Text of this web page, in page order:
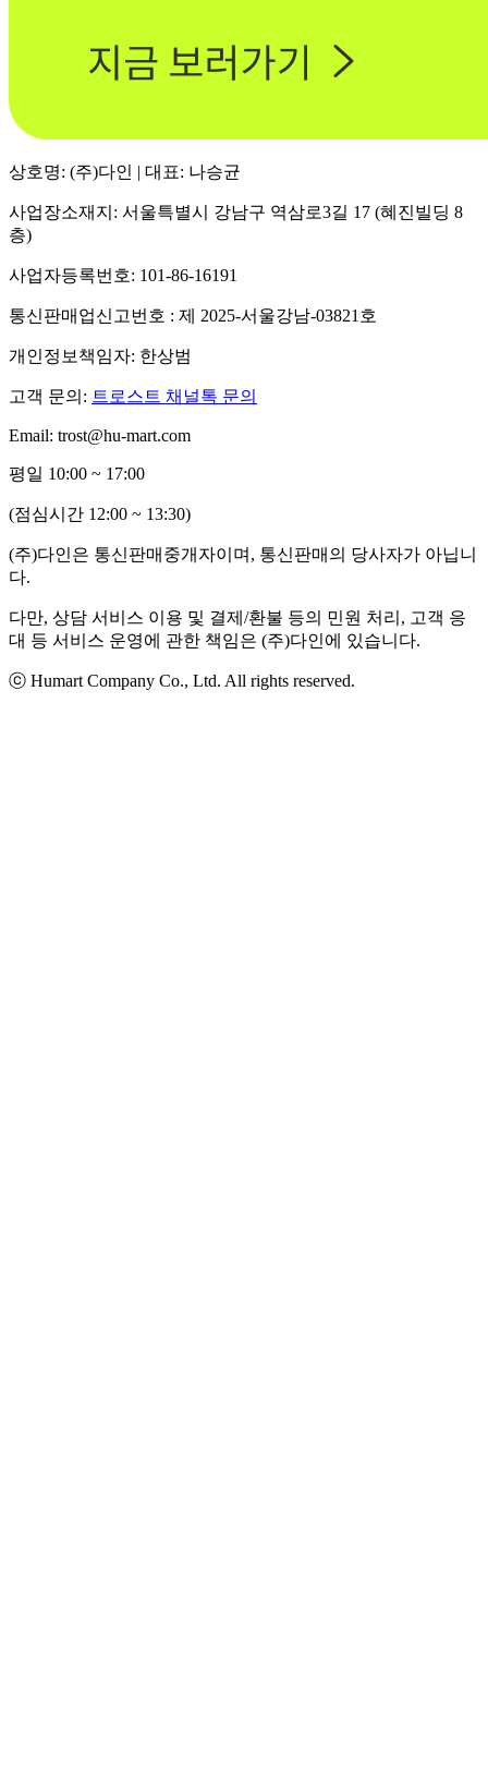
상호명: (주)다인 | 대표: 나승균
사업장소재지: 서울특별시 강남구 역삼로3길 17 (혜진빌딩 8
층)
사업자등록번호: 101-86-16191
통신판매업신고번호 : 제 2025-서울강남-03821호
개인정보책임자: 한상범
고객 문의: 트로스트 채널톡 문의
Email: trost@hu-mart.com
평일 10:00 ~ 17:00
(점심시간 12:00 ~ 13:30)
(주)다인은 통신판매중개자이며, 통신판매의 당사자가 아닙니
다.
다만, 상담 서비스 이용 및 결제/환불 등의 민원 처리, 고객 응
대 등 서비스 운영에 관한 책임은 (주)다인에 있습니다.
ⓒ Humart Company Co., Ltd. All rights reserved.